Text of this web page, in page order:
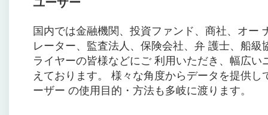
国内では金融機関、投資ファンド、商社、オー
レーター、監査法人、保険会社、弁 護士、船級
ライヤーの皆様などにご 利用いただき、幅広い
えております。 様々な角度からデータを提供し
ーザー の使用目的・方法も多岐に渡ります。